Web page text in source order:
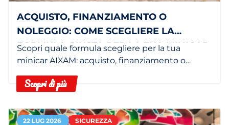
ACQUISTO, FINANZIAMENTO O
NOLEGGIO: COME SCEGLIERE LA
FORMULA GIUSTA PER LA TUA MINICAR
Scopri quale formula scegliere per la tua
minicar AIXAM: acquisto, finanziamento o
Scopri di più
22 LUG 2026 SICUREZZA